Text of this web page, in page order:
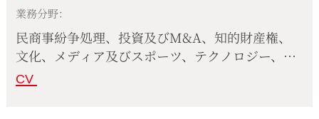
業務分野：
民商事紛争処理、投資及びM&A、知的財産権、
文化、メディア及びスポーツ、テクノロジー、情
報通信及びインターネット、独占禁止及び競争
CV